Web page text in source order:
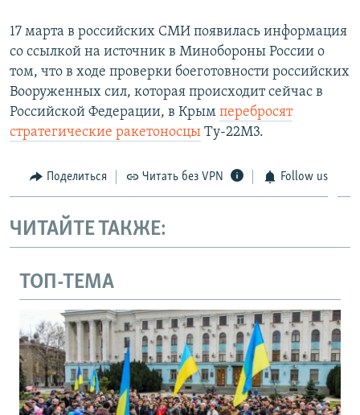
17 марта в российских СМИ появилась информация
со ссылкой на источник в Минобороны России о
том, что в ходе проверки боеготовности российских
Вооруженных сил, которая происходит сейчас в
Российской Федерации, в Крым перебросят
стратегические ракетоносцы Ту-22М3.
Поделиться Читать без VPN Follow us
ЧИТАЙТЕ ТАКЖЕ:
ТОП-ТЕМА